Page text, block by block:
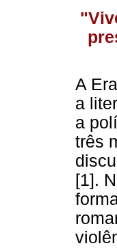
A
a
a
três
[1].